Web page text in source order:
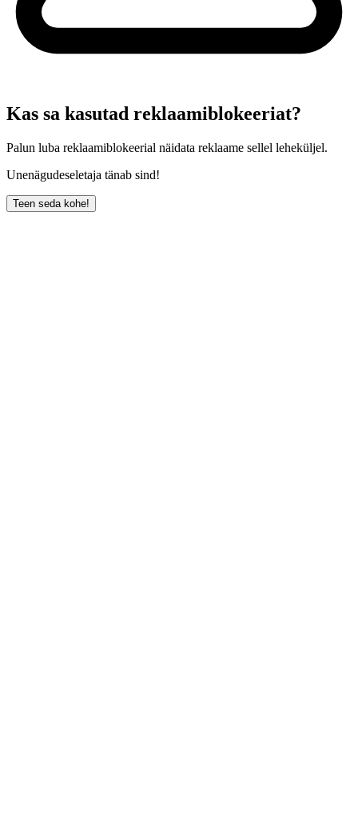
Kas sa kasutad reklaamiblokeeriat?
Palun luba reklaamiblokeerial näidata reklaame sellel leheküljel.
Unenägudeseletaja tänab sind!
Teen seda kohe!